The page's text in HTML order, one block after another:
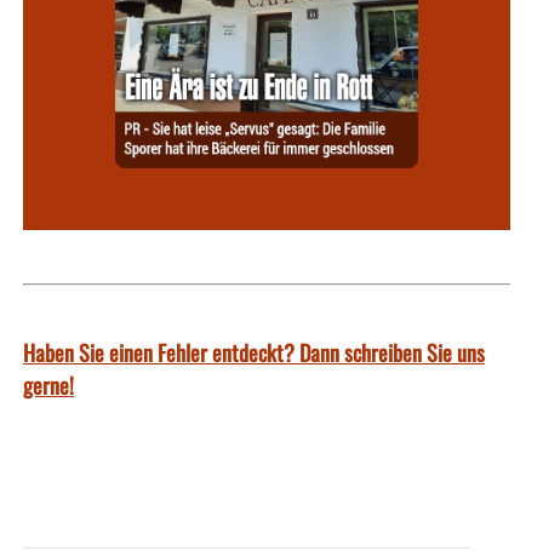
Haben Sie einen Fehler entdeckt? Dann schreiben Sie uns
gerne!